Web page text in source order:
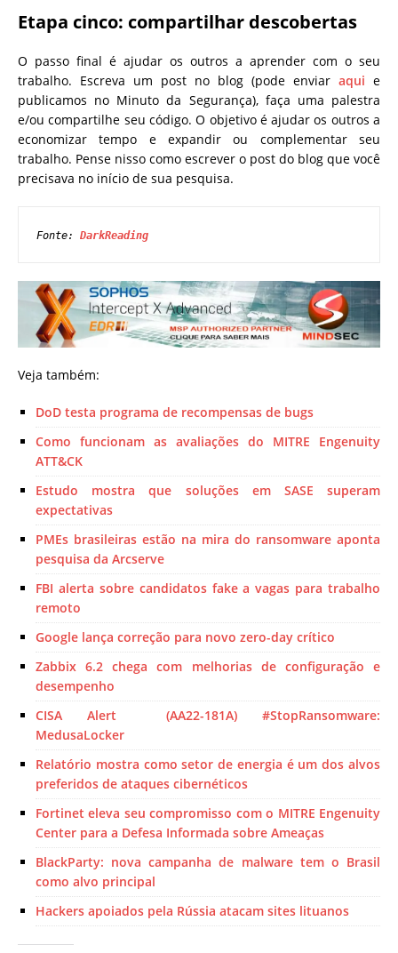
Etapa cinco: compartilhar descobertas
O passo final é ajudar os outros a aprender com o seu
trabalho. Escreva um post no blog (pode enviar aqui e
publicamos no Minuto da Segurança), faça uma palestra
e/ou compartilhe seu código. O objetivo é ajudar os outros a
economizar tempo e expandir ou complementar seu
trabalho. Pense nisso como escrever o post do blog que você
precisava no início de sua pesquisa.
Fonte: DarkReading
Veja também:
DoD testa programa de recompensas de bugs
Como funcionam as avaliações do MITRE Engenuity
ATT&CK
Estudo mostra que soluções em SASE superam
expectativas
PMEs brasileiras estão na mira do ransomware aponta
pesquisa da Arcserve
FBI alerta sobre candidatos fake a vagas para trabalho
remoto
Google lança correção para novo zero-day crítico
Zabbix 6.2 chega com melhorias de configuração e
desempenho
CISA Alert (AA22-181A) #StopRansomware:
MedusaLocker
Relatório mostra como setor de energia é um dos alvos
preferidos de ataques cibernéticos
Fortinet eleva seu compromisso com o MITRE Engenuity
Center para a Defesa Informada sobre Ameaças
BlackParty: nova campanha de malware tem o Brasil
como alvo principal
Hackers apoiados pela Rússia atacam sites lituanos